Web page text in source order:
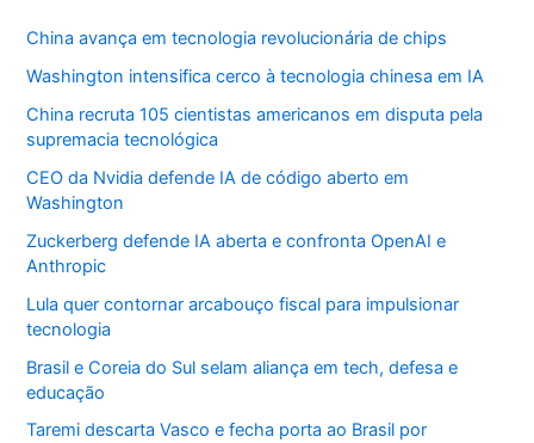
China avança em tecnologia revolucionária de chips
Washington intensifica cerco à tecnologia chinesa em IA
China recruta 105 cientistas americanos em disputa pela
supremacia tecnológica
CEO da Nvidia defende IA de código aberto em
Washington
Zuckerberg defende IA aberta e confronta OpenAI e
Anthropic
Lula quer contornar arcabouço fiscal para impulsionar
tecnologia
Brasil e Coreia do Sul selam aliança em tech, defesa e
educação
Taremi descarta Vasco e fecha porta ao Brasil por